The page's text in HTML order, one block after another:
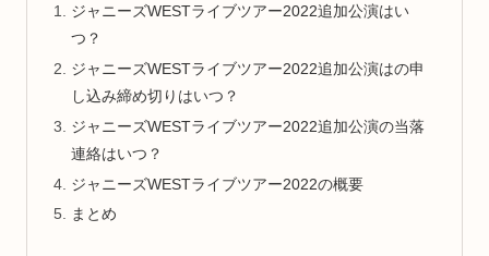
ジャニーズWESTライブツアー2022追加公演はい
つ？
ジャニーズWESTライブツアー2022追加公演はの申
し込み締め切りはいつ？
ジャニーズWESTライブツアー2022追加公演の当落
連絡はいつ？
ジャニーズWESTライブツアー2022の概要
まとめ